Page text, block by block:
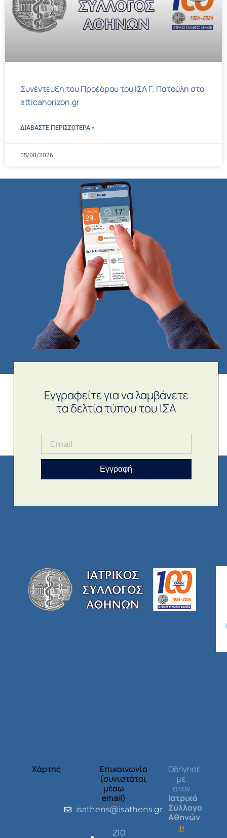
Συνέντευξη του Προέδρου του ΙΣΑ Γ. Πατούλη στο
atticahorizon.gr
ΔΙΑΒΑΣΤΕ ΠΕΡΙΣΣΌΤΕΡΑ »
05/08/2026
Εγγραφείτε για να λαμβάνετε
τα δελτία τύπου του ΙΣΑ
Εγγραφή
Χάρτης
Επικοινωνία
(συνιστάται
μέσω
email)
isathens@isathens.gr
210
Οδήγησέ
με
στον
Ιατρικό
Σύλλογο
Αθηνών